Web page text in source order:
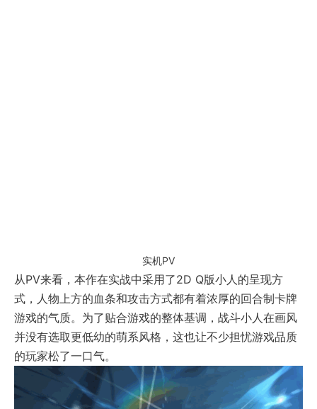
实机PV
从PV来看，本作在实战中采用了2D Q版小人的呈现方
式，人物上方的血条和攻击方式都有着浓厚的回合制卡牌
游戏的气质。为了贴合游戏的整体基调，战斗小人在画风
并没有选取更低幼的萌系风格，这也让不少担忧游戏品质
的玩家松了一口气。